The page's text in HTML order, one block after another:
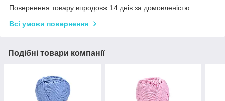
Повернення товару впродовж 14 днів за домовленістю
Всі умови повернення
Подібні товари компанії